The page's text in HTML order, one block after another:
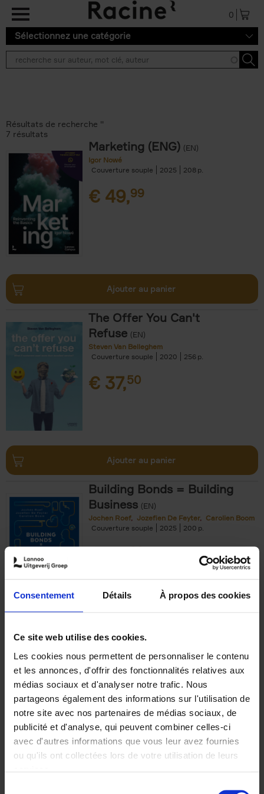
Consentement Détails À propos des cookies
Ce site web utilise des cookies.
Les cookies nous permettent de personnaliser le contenu
et les annonces, d'offrir des fonctionnalités relatives aux
médias sociaux et d'analyser notre trafic. Nous
partageons également des informations sur l'utilisation de
notre site avec nos partenaires de médias sociaux, de
publicité et d'analyse, qui peuvent combiner celles-ci
avec d'autres informations que vous leur avez fournies
ou qu'ils ont collectées lors de votre utilisation de leurs
Aller au contenu principal
0
Sélectionnez une catégorie
Résultats de recherche ''
7 résultats
Marketing (ENG) (EN)
Igor Nowé
Couverture souple
2025 208
€ 49,99
Ajouter au panier
The Offer You Can't
Refuse (EN)
Steven Van Belleghem
Couverture souple
2020 256
€ 37,50
Ajouter au panier
Building Bonds = Building
Business (EN)
Jochen Roef Jozefien De Feyter
Carolien Boom
Couverture souple
2025 200
€29,99
Optichannel Retail. Beyond
the Digital Hysteria
Gino Van Ossel
Autre finition
2019 350
€29,99